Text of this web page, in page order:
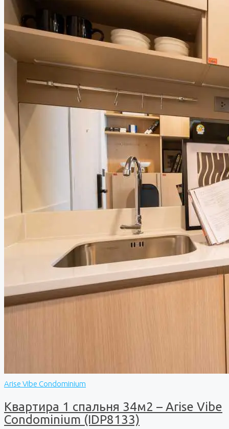
Arise Vibe Condominium
Квартира 1 спальня 34м2 – Arise Vibe
Condominium (IDP8133)